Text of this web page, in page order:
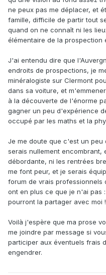
ne peux pas me déplacer, et
famille, difficile de partir tout
quand on ne connaît ni les
élémentaire de la prospection
J'ai entendu dire que
endroits de prospections, je
minéralogiste sur Clermont
dans sa voiture, et
à la découverte de l'énorme
gagner un peu d'expérience
occupé par les maths et la
Je me doute que c'est un peu
serais nullement
débordante, ni les rentrées
me font peur, et je serais
forum de vrais professionnels
ont en plus ce que je n'ai pas
pourront la partager avec moi !
Voilà j'espère que ma prose
me joindre par message si
participer aux éventuels frais
engendrer.